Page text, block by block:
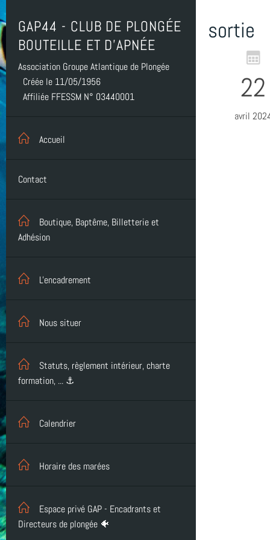
GAP44 - CLUB DE PLONGÉE
BOUTEILLE ET D'APNÉE
Association Groupe Atlantique de Plongée
Créée le 11/05/1956
Affiliée FFESSM N° 03440001
Accueil
Contact
Boutique, Baptême, Billetterie et
Adhésion
L'encadrement
Nous situer
Statuts, règlement intérieur, charte
formation, ... ⚓
Calendrier
Horaire des marées
Espace privé GAP - Encadrants et
Directeurs de plongée 🐠
sortie
22
avril